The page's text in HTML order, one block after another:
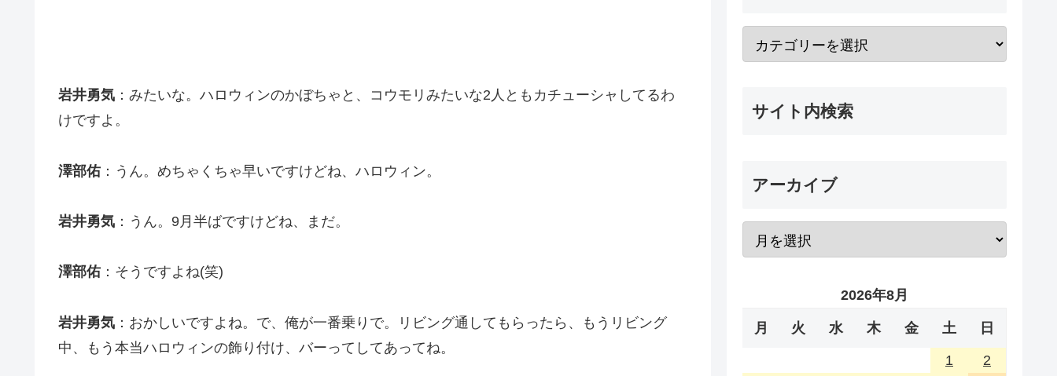
岩井勇気 ：みたいな。ハロウィンのかぼちゃと、コウモリみたいな2人ともカチューシャしてるわ
けですよ。
澤部佑 ：うん。めちゃくちゃ早いですけどね、ハロウィン。
岩井勇気 ：うん。9月半ばですけどね、まだ。
澤部佑 ：そうですよね(笑)
岩井勇気 ：おかしいですよね。で、俺が一番乗りで。リビング通してもらったら、もうリビング
中、もう本当ハロウィンの飾り付け、バーってしてあってね。
サイト内検索
アーカイブ
2026年8月
月 火 水 木 金 土 日
1
2